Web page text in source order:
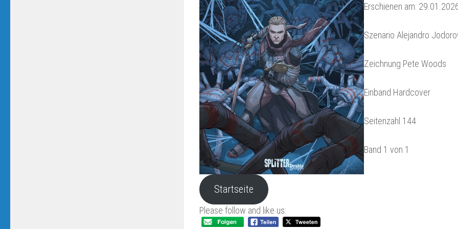
Erschienen am:
Szenario Alejandro
Zeichnung Pete Woods
Einband Hardcover
Seitenzahl 144
Band 1 von 1
Startseite
Please follow and like us: